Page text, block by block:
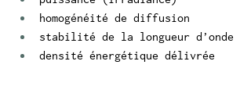
homogénéité de diffusion
stabilité de la longueur d’onde
densité énergétique délivrée